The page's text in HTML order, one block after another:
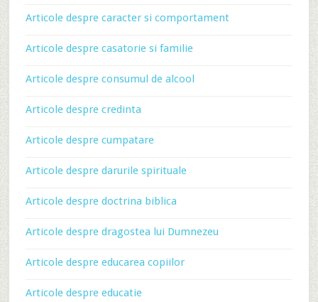
Articole despre caracter si comportament
Articole despre casatorie si familie
Articole despre consumul de alcool
Articole despre credinta
Articole despre cumpatare
Articole despre darurile spirituale
Articole despre doctrina biblica
Articole despre dragostea lui Dumnezeu
Articole despre educarea copiilor
Articole despre educatie